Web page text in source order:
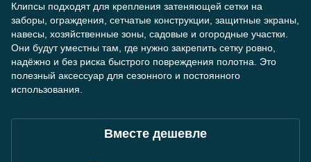
Клипсы подходят для крепления затеняющей сетки на
заборы, ограждения, сетчатые конструкции, защитные экраны,
навесы, хозяйственные зоны, садовые и огородные участки.
Они будут уместны там, где нужно закрепить сетку ровно,
надёжно и без риска быстрого повреждения полотна. Это
полезный аксессуар для сезонного и постоянного
использования.
Вместе дешевле